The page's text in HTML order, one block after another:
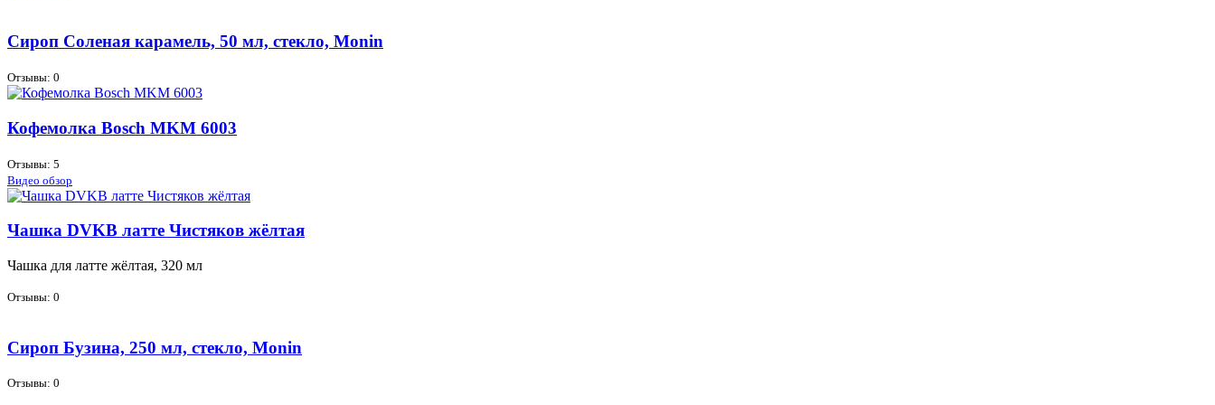
Сироп Соленая карамель, 50 мл, стекло, Monin
Отзывы: 0
Кофемолка Bosch MKM 6003
Отзывы: 5
Видео обзор
Чашка DVKB латте Чистяков жёлтая
Чаш­ка для лат­те жёл­тая, 320 мл
Отзывы: 0
Сироп Бузина, 250 мл, стекло, Monin
Отзывы: 0